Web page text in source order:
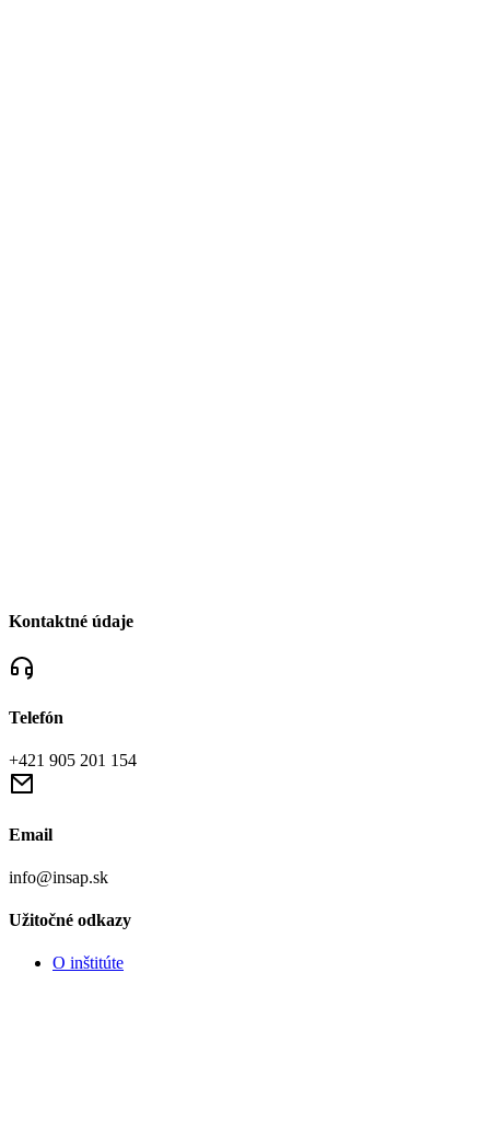
Kontaktné údaje
Telefón
+421 905 201 154
Email
info@insap.sk
Užitočné odkazy
O inštitúte